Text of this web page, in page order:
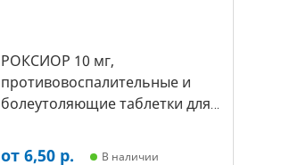
РОКСИОР 10 мг,
противовоспалительные и
болеутоляющие таблетки для
таб) (арт-5480)
от 6,50 р. В наличии